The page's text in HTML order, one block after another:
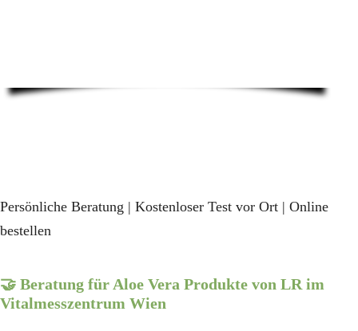
Persönliche Beratung | Kostenloser Test vor Ort | Online
bestellen
🤝 Beratung für Aloe Vera Produkte von LR im
Vitalmesszentrum Wien